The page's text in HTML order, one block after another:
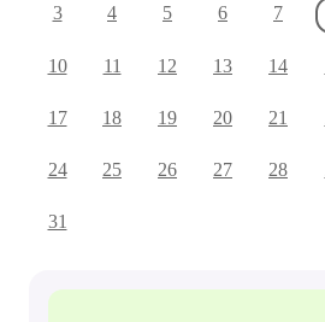
3 4 5 6 7
10 11 12 13 14
17 18 19 20 21
24 25 26 27 28
31